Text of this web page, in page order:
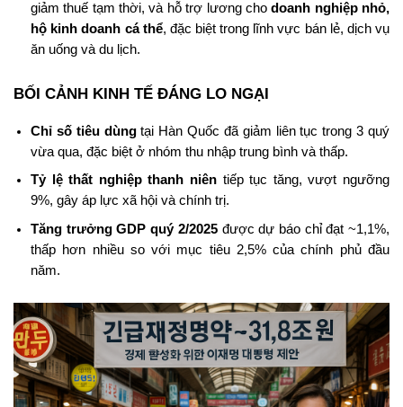
giảm thuế tạm thời, và hỗ trợ lương chodoanh nghiệp nhỏ,
hộ kinh doanh cá thể, đặc biệt trong lĩnh vực bán lẻ, dịch vụ
ăn uống và du lịch.
BỐI CẢNH KINH TẾ ĐÁNG LO NGẠI
Chỉ số tiêu dùngtại Hàn Quốc đã giảm liên tục trong 3 quý
vừa qua, đặc biệt ở nhóm thu nhập trung bình và thấp.
Tỷ lệ thất nghiệp thanh niên tiếp tục tăng, vượt ngưỡng
9%, gây áp lực xã hội và chính trị.
Tăng trưởng GDP quý 2/2025được dự báo chỉ đạt ~1,1%,
thấp hơn nhiều so với mục tiêu 2,5% của chính phủ đầu
năm.